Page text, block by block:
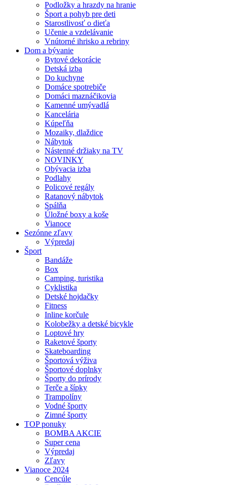
Podložky a hrazdy na hranie
Šport a pohyb pre deti
Starostlivosť o dieťa
Učenie a vzdelávanie
Vnútorné ihrisko a rebriny
Dom a bývanie
Bytové dekorácie
Detská izba
Do kuchyne
Domáce spotrebiče
Domáci maznáčikovia
Kamenné umývadlá
Kancelária
Kúpeľňa
Mozaiky, dlaždice
Nábytok
Nástenné držiaky na TV
NOVINKY
Obývacia izba
Podlahy
Policové regály
Ratanový nábytok
Spálňa
Úložné boxy a koše
Vianoce
Sezónne zľavy
Výpredaj
Šport
Bandáže
Box
Camping, turistika
Cyklistika
Detské hojdačky
Fitness
Inline korčule
Kolobežky a detské bicykle
Loptové hry
Raketové športy
Skateboarding
Športová výživa
Športové doplnky
Športy do prírody
Terče a šípky
Trampolíny
Vodné športy
Zimné športy
TOP ponuky
BOMBA AKCIE
Super cena
Výpredaj
Zľavy
Vianoce 2024
Cencúle